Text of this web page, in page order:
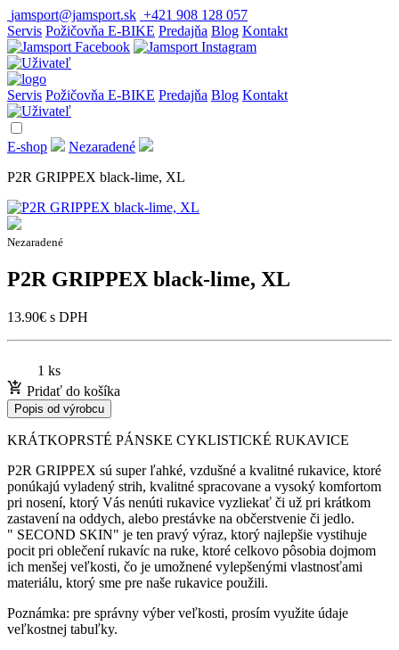
jamsport@jamsport.sk +421 908 128 057
Servis Požičovňa E-BIKE Predajňa Blog Kontakt
Servis Požičovňa E-BIKE Predajňa Blog Kontakt
E-shop
Nezaradené
P2R GRIPPEX black-lime, XL
Nezaradené
P2R GRIPPEX black-lime, XL
13.90€ s DPH
1 ks
Pridať do košíka
Popis od výrobcu
KRÁTKOPRSTÉ PÁNSKE CYKLISTICKÉ RUKAVICE
P2R GRIPPEX sú super ľahké, vzdušné a kvalitné rukavice, ktoré
ponúkajú vyladený strih, kvalitné spracovane a vysoký komfortom
pri nosení, ktorý Vás nenúti rukavice vyzliekať či už pri krátkom
zastavení na oddych, alebo prestávke na občerstvenie či jedlo.
" SECOND SKIN" je ten pravý výraz, ktorý najlepšie vystihuje
pocit pri oblečení rukavíc na ruke, ktoré celkovo pôsobia dojmom
ich menšej veľkosti, čo je umožnené vylepšenými vlastnosťami
materiálu, ktorý sme pre naše rukavice použili.
Poznámka: pre správny výber veľkosti, prosím využite údaje
veľkostnej tabuľky.